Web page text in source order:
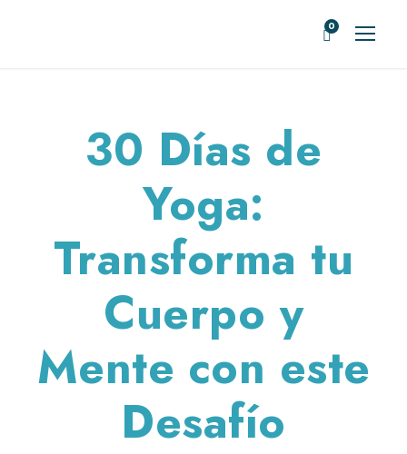
0
30 Días de
Yoga:
Transforma tu
Cuerpo y
Mente con este
Desafío